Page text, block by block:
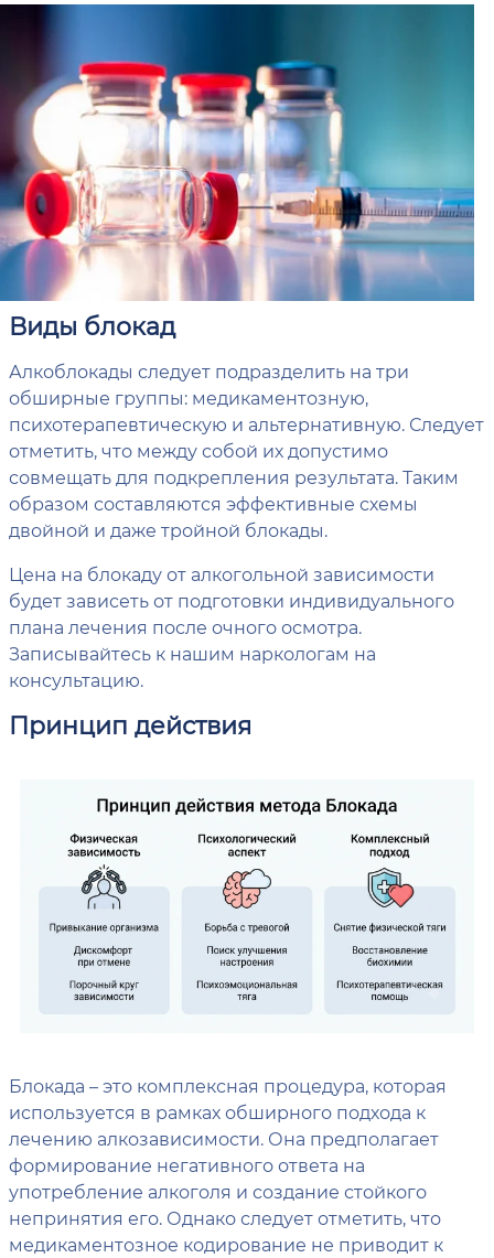
Виды блокад
Алкоблокады следует подразделить на три
обширные группы: медикаментозную,
психотерапевтическую и альтернативную. Следует
отметить, что между собой их допустимо
совмещать для подкрепления результата. Таким
образом составляются эффективные схемы
двойной и даже тройной блокады.
Цена на блокаду от алкогольной зависимости
будет зависеть от подготовки индивидуального
плана лечения после очного осмотра.
Записывайтесь к нашим наркологам на
консультацию.
Принцип действия
Блокада – это комплексная процедура, которая
используется в рамках обширного подхода к
лечению алкозависимости. Она предполагает
формирование негативного ответа на
употребление алкоголя и создание стойкого
непринятия его. Однако следует отметить, что
медикаментозное кодирование не приводит к